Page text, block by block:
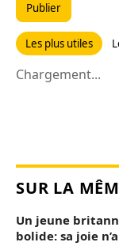
Publier
Les plus utiles
Chargement...
SUR LA
Un jeune
bolide: sa joie